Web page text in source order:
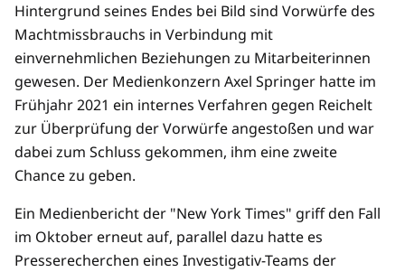
Hintergrund seines Endes bei Bild sind Vorwürfe des
Machtmissbrauchs in Verbindung mit
einvernehmlichen Beziehungen zu Mitarbeiterinnen
gewesen. Der Medienkonzern Axel Springer hatte im
Frühjahr 2021 ein internes Verfahren gegen Reichelt
zur Überprüfung der Vorwürfe angestoßen und war
dabei zum Schluss gekommen, ihm eine zweite
Chance zu geben.
Ein Medienbericht der "New York Times" griff den Fall
im Oktober erneut auf, parallel dazu hatte es
Presserecherchen eines Investigativ-Teams der